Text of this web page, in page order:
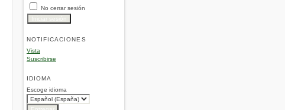
No cerrar sesión
NOTIFICACIONES
Vista
Suscribirse
IDIOMA
Escoge idioma